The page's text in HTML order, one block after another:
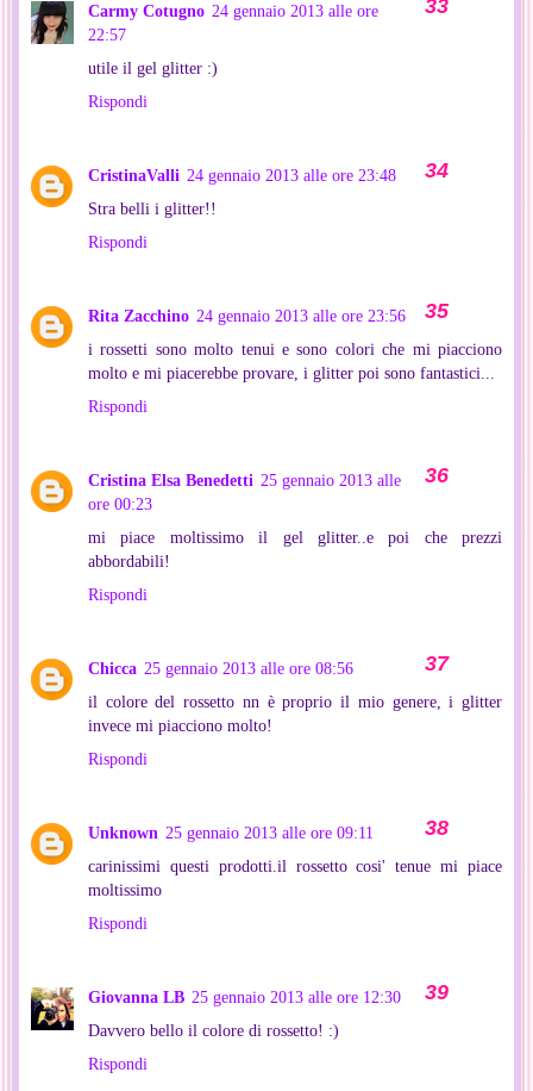
Carmy Cotugno 24 gennaio 2013 alle ore
22:57
utile il gel glitter :)
Rispondi
CristinaValli 24 gennaio 2013 alle ore 23:48
Stra belli i glitter!!
Rispondi
Rita Zacchino 24 gennaio 2013 alle ore 23:56
i rossetti sono molto tenui e sono colori che mi piacciono
molto e mi piacerebbe provare, i glitter poi sono fantastici...
Rispondi
Cristina Elsa Benedetti 25 gennaio 2013 alle
ore 00:23
mi piace moltissimo il gel glitter..e poi che prezzi
abbordabili!
Rispondi
Chicca 25 gennaio 2013 alle ore 08:56
il colore del rossetto nn è proprio il mio genere, i glitter
invece mi piacciono molto!
Rispondi
Unknown 25 gennaio 2013 alle ore 09:11
carinissimi questi prodotti.il rossetto cosi' tenue mi piace
moltissimo
Rispondi
Giovanna LB 25 gennaio 2013 alle ore 12:30
Davvero bello il colore di rossetto! :)
Rispondi